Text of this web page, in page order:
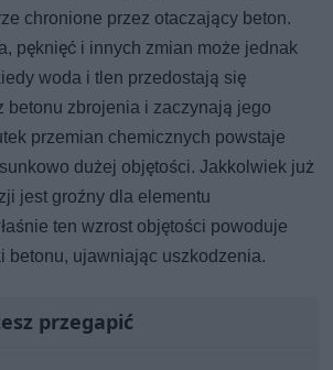
chronione przez otaczający beton.
pęknięć i innych zmian może jednak
woda i tlen przedostają się
betonu zbrojenia i zaczynają jego
przemian chemicznych powstaje
dużej objętości. Jakkolwiek już
jest groźny dla elementu
ten wzrost objętości powoduje
betonu, ujawniając uszkodzenia.
przegapić